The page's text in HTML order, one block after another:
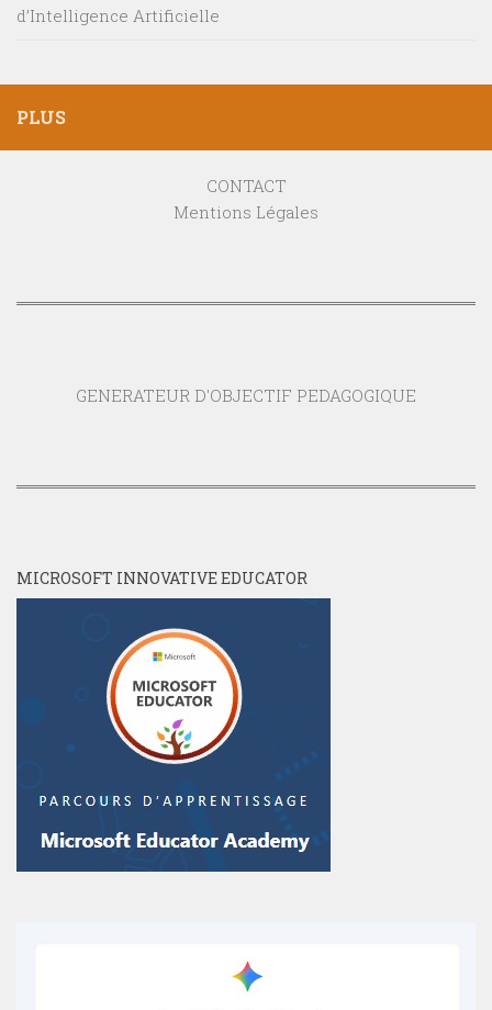
d’Intelligence Artificielle
PLUS
CONTACT
Mentions Légales
GENERATEUR D'OBJECTIF PEDAGOGIQUE
MICROSOFT INNOVATIVE EDUCATOR